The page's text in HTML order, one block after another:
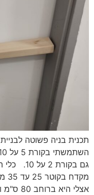
תכנית בניה פשוטה
גם
אצלי